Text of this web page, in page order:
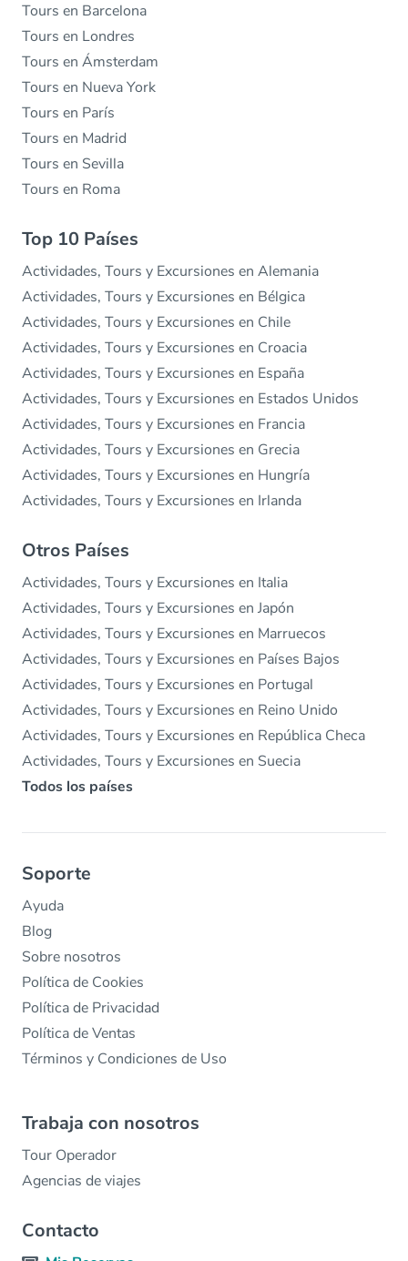
Tours en Barcelona
Tours en Londres
Tours en Ámsterdam
Tours en Nueva York
Tours en París
Tours en Madrid
Tours en Sevilla
Tours en Roma
Top 10 Países
Actividades, Tours y Excursiones en Alemania
Actividades, Tours y Excursiones en Bélgica
Actividades, Tours y Excursiones en Chile
Actividades, Tours y Excursiones en Croacia
Actividades, Tours y Excursiones en España
Actividades, Tours y Excursiones en Estados Unidos
Actividades, Tours y Excursiones en Francia
Actividades, Tours y Excursiones en Grecia
Actividades, Tours y Excursiones en Hungría
Actividades, Tours y Excursiones en Irlanda
Otros Países
Actividades, Tours y Excursiones en Italia
Actividades, Tours y Excursiones en Japón
Actividades, Tours y Excursiones en Marruecos
Actividades, Tours y Excursiones en Países Bajos
Actividades, Tours y Excursiones en Portugal
Actividades, Tours y Excursiones en Reino Unido
Actividades, Tours y Excursiones en República Checa
Actividades, Tours y Excursiones en Suecia
Todos los países
Soporte
Ayuda
Blog
Sobre nosotros
Política de Cookies
Política de Privacidad
Política de Ventas
Términos y Condiciones de Uso
Trabaja con nosotros
Tour Operador
Agencias de viajes
Contacto